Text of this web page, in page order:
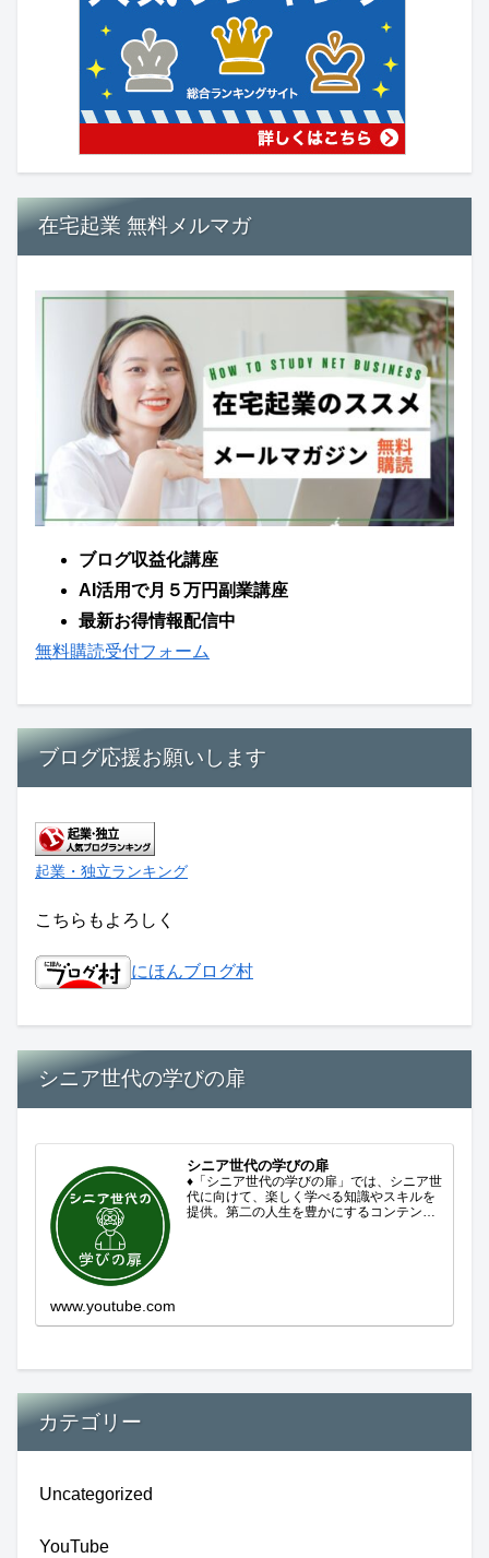
在宅起業 無料メルマガ
ブログ収益化講座
AI活用で月５万円副業講座
最新お得情報配信中
無料購読受付フォーム
ブログ応援お願いします
起業・独立ランキング
こちらもよろしく
にほんブログ村
シニア世代の学びの扉
シニア世代の学びの扉
♦「シニア世代の学びの扉」では、シニア世
代に向けて、楽しく学べる知識やスキルを
提供。第二の人生を豊かにするコンテンツ
www.youtube.com
カテゴリー
Uncategorized
YouTube